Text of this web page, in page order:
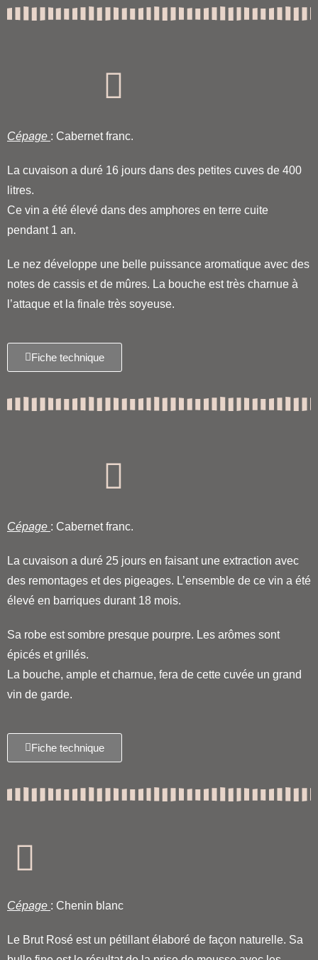
Cépage : Cabernet franc.
La cuvaison a duré 16 jours dans des petites cuves de 400
litres.
Ce vin a été élevé dans des amphores en terre cuite
pendant 1 an.
Le nez développe une belle puissance aromatique avec des
notes de cassis et de mûres. La bouche est très charnue à
l’attaque et la finale très soyeuse.
Fiche technique
Cépage : Cabernet franc.
La cuvaison a duré 25 jours en faisant une extraction avec
des remontages et des pigeages. L’ensemble de ce vin a été
élevé en barriques durant 18 mois.
Sa robe est sombre presque pourpre. Les arômes sont
épicés et grillés.
La bouche, ample et charnue, fera de cette cuvée un grand
vin de garde.
Fiche technique
Cépage : Chenin blanc
Le Brut Rosé est un pétillant élaboré de façon naturelle. Sa